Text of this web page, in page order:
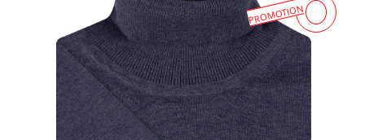
PROMOTION